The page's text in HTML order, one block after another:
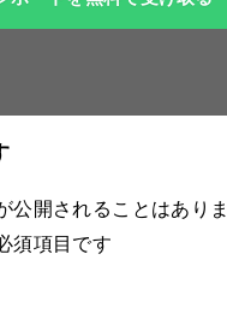
公開されることはありま
須項目です